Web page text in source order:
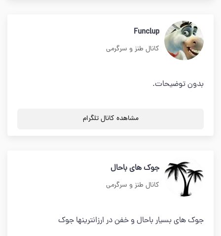
Funclup
کانال طنز و سرگرمی
بدون توضیحات.
مشاهده کانال تلگرام
جوک های باحال
کانال طنز و سرگرمی
جوک های بسیار باحال و خفن در ارزانترینها جوک